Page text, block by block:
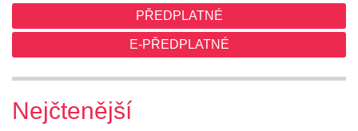
PŘEDPLATNÉ
E-PŘEDPLATNÉ
Nejčtenější